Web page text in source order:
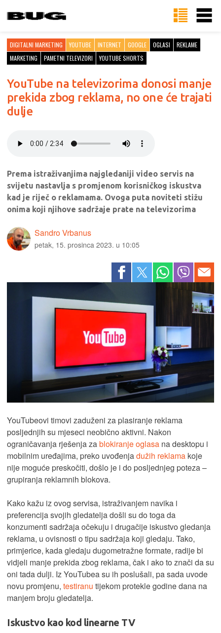
DIGITALNI MARKETING YOUTUBE INTERNET GOOGLE OGLASI
REKLAME
MARKETING
PAMETNI TELEVIZORI YOUTUBE SHORTS
YouTube na televizorima donosi manje
prekida zbog reklama, no one će trajati
dulje
Prema istraživanjima najgledaniji video servis na
svijetu nastavlja s promjenom korisničkog iskustva
kad je riječ o reklamama. Ovoga puta noviteti stižu
onima koji njihove sadržaje prate na televizorima
Sandro Vrbanus
petak, 15. prosinca 2023. u 10:05
YouTubeovi timovi zaduženi za plasiranje reklama
posljednjih su mjeseci neobično aktivni. Nakon
ograničavanja rješenja zablokiranje oglasa na desktopu i
mobilnim uređajima, preko uvođenjadužih reklama koje
nije moguće preskočiti, došlo je i do posljednjeg poteza –
grupiranja reklamnih blokova.
Kako kažu iz ovog servisa, istraživanjem navika i
preferencija svojih gledatelja došli su do toga da
konzumenti sadržaja očekuju i drugačije iskustvo gledanja
reklama, u ovisnosti o tipu sadržaja koji gledaju. Tako,
primjerice, kada gledaju dugometražne formate, radije bi
vidjeli manje prekida zbog reklama, čak i ako to znači da su
oni tada dulji. Iz YouTubea su ih poslušali, pa sada uvode
novu promjenu, testiranu tijekom protekle godine dana na
manjem broju gledatelja.
Iskustvo kao kod linearne TV